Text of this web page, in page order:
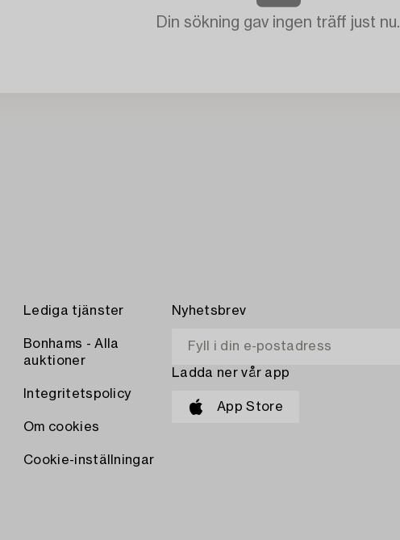
Din sökning gav ingen träff just nu.
Lediga tjänster
Bonhams - Alla
auktioner
Integritetspolicy
Om cookies
Cookie-inställningar
Nyhetsbrev
Ladda ner vår app
App Store